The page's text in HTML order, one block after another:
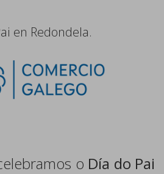
en Redondela.
o Día do Pai